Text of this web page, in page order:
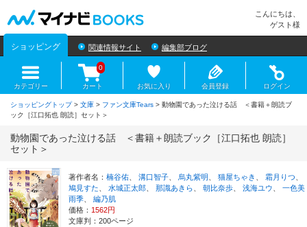
こんにちは、
ゲスト様
ショッピング 関連情報サイト 編集部ブログ
カテゴリー カート
0
お気に入り 会員登録 ログイン
ショッピングトップ> 文庫 > ファン文庫Tears > 動物園であった泣ける話 ＜書籍＋朗読ブ
ック［江口拓也 朗読］セット＞
動物園であった泣ける話 ＜書籍＋朗読ブック［江口拓也 朗読］
セット＞
著作者名： 楠谷佑 溝口智子 烏丸紫明 猫屋ちゃき 霜月りつ
鳩見すた
水城正太郎 那識あきら 朝比奈歩 浅海ユウ
一色美
雨季
編乃肌
価格： 1562円
文庫判：200ページ